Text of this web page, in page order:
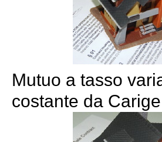
Mutuo a tasso
costante da Carige